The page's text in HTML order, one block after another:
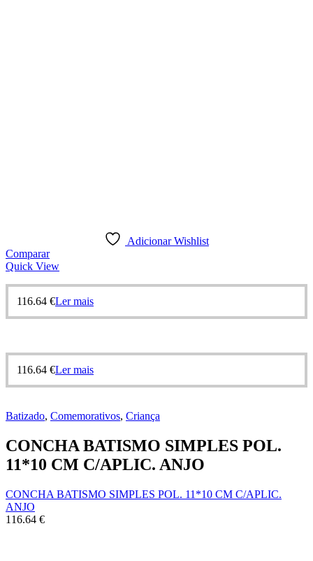
Adicionar Wishlist
Comparar
Quick View
116.64 €Ler mais
116.64 €Ler mais
Batizado, Comemorativos, Criança
CONCHA BATISMO SIMPLES POL.
11*10 CM C/APLIC. ANJO
CONCHA BATISMO SIMPLES POL. 11*10 CM C/APLIC.
ANJO
116.64 €